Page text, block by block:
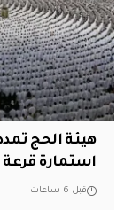
هيئة الحج
استمارة قرعة
قبل 6 ساعات